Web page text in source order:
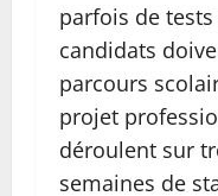
parfois de
candidats
parcours
projet
déroulent sur
semaines de